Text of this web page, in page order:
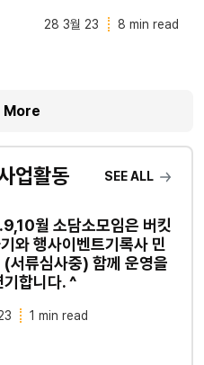
28 3월 23 8 min read
More
업활동 SEE ALL
월 소담소모임은 버킷
와 행사이벤트기록사 민
(서류심사중) 함께 운영을
기합니다. ^
1 min read